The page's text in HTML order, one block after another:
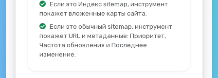
Если это Индекс sitemap, инструмент
покажет вложенные карты сайта.
Если это обычный sitemap, инструмент
покажет URL и метаданные: Приоритет,
Частота обновления и Последнее
изменение.